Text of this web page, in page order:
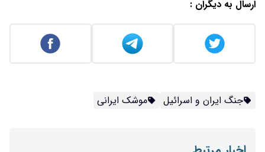
ارسال به دیگران :
جنگ ایران و اسرائیل موشک ایرانی